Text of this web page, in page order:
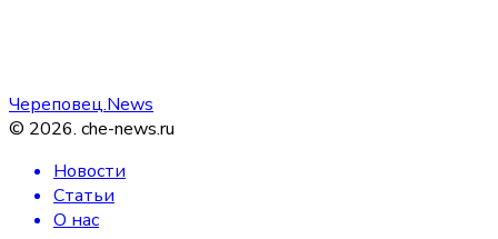
Череповец.News
© 2026. che-news.ru
Новости
Статьи
О нас